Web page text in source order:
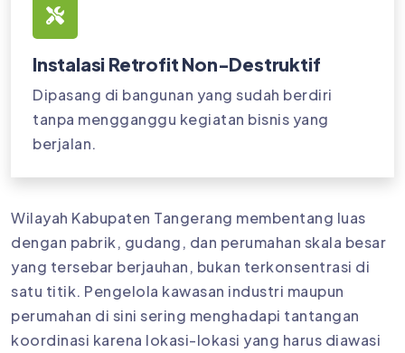
Instalasi Retrofit Non-Destruktif
Dipasang di bangunan yang sudah berdiri
tanpa mengganggu kegiatan bisnis yang
berjalan.
Wilayah Kabupaten Tangerang membentang luas
dengan pabrik, gudang, dan perumahan skala besar
yang tersebar berjauhan, bukan terkonsentrasi di
satu titik. Pengelola kawasan industri maupun
perumahan di sini sering menghadapi tantangan
koordinasi karena lokasi-lokasi yang harus diawasi